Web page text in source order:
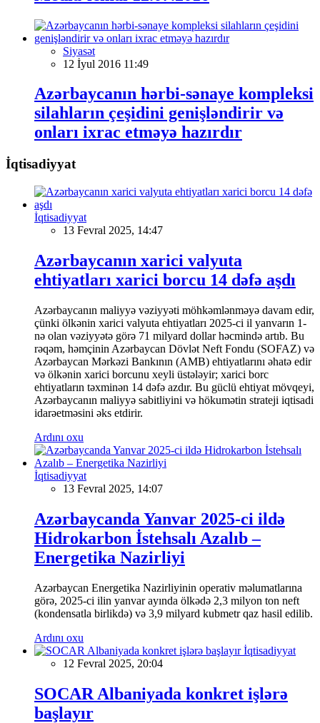
Siyasət
12 İyul 2016 11:49
Azərbaycanın hərbi-sənaye kompleksi
silahların çeşidini genişləndirir və
onları ixrac etməyə hazırdır
İqtisadiyyat
İqtisadiyyat
13 Fevral 2025, 14:47
Azərbaycanın xarici valyuta
ehtiyatları xarici borcu 14 dəfə aşdı
Azərbaycanın maliyyə vəziyyəti möhkəmlənməyə davam edir,
çünki ölkənin xarici valyuta ehtiyatları 2025-ci il yanvarın 1-
nə olan vəziyyətə görə 71 milyard dollar həcmində artıb. Bu
rəqəm, həmçinin Azərbaycan Dövlət Neft Fondu (SOFAZ) və
Azərbaycan Mərkəzi Bankının (AMB) ehtiyatlarını əhatə edir
və ölkənin xarici borcunu xeyli üstələyir; xarici borc
ehtiyatların təxminən 14 dəfə azdır. Bu güclü ehtiyat mövqeyi,
Azərbaycanın maliyyə sabitliyini və hökumətin strateji iqtisadi
idarəetməsini əks etdirir.
Ardını oxu
İqtisadiyyat
13 Fevral 2025, 14:07
Azərbaycanda Yanvar 2025-ci ildə
Hidrokarbon İstehsalı Azalıb –
Energetika Nazirliyi
Azərbaycan Energetika Nazirliyinin operativ məlumatlarına
görə, 2025-ci ilin yanvar ayında ölkədə 2,3 milyon ton neft
(kondensatla birlikdə) və 3,9 milyard kubmetr qaz hasil edilib.
Ardını oxu
İqtisadiyyat
12 Fevral 2025, 20:04
SOCAR Albaniyada konkret işlərə
başlayır